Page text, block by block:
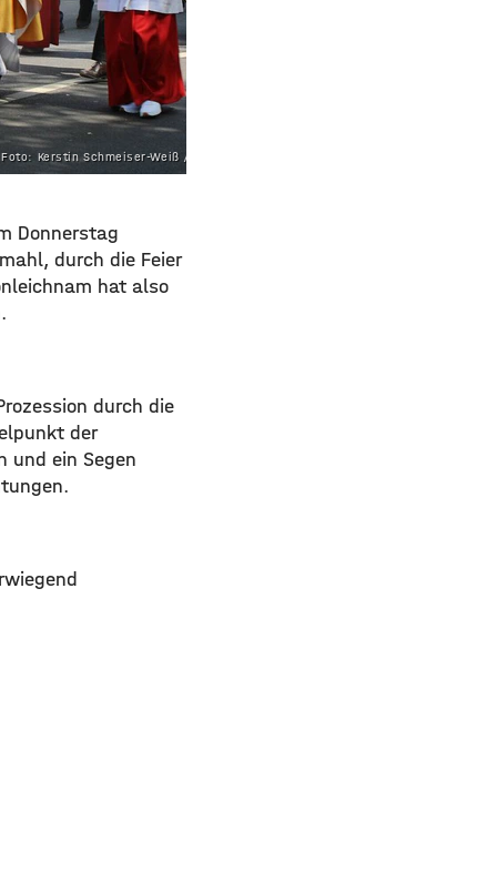
Foto: Kerstin Schmeiser-Weiß / POW
Donnerstag
durch die Feier
hat also
durch die
der
und ein Segen